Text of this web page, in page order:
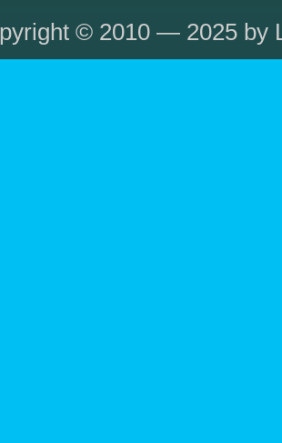
© 2010 — 2025 by